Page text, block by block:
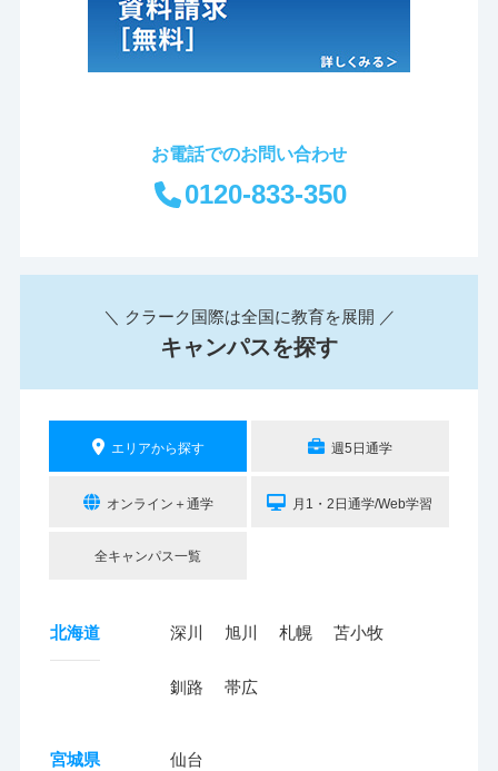
お電話でのお問い合わせ
0120-833-350
＼ クラーク国際は全国に教育を展開 ／
キャンパスを探す
エリアから探す 週5日通学
オンライン＋通学 月1・2日通学/Web学習
全キャンパス一覧
北海道 深川 旭川 札幌 苫小牧
釧路 帯広
宮城県 仙台